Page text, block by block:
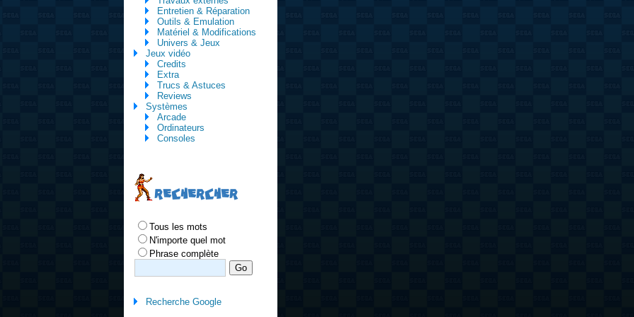
Entretien & Réparation
Outils & Emulation
Matériel & Modifications
Univers & Jeux
Jeux vidéo
Credits
Extra
Trucs & Astuces
Reviews
Systèmes
Arcade
Ordinateurs
Consoles
RECHERCHER
Tous les mots
N'importe quel mot
Phrase complète
Recherche Google